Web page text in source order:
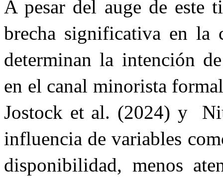
A pesar del auge de este
brecha significativa en la
determinan la intención
en el canal minorista
Jostock et al. (2024) y
influencia de variables
disponibilidad, menos